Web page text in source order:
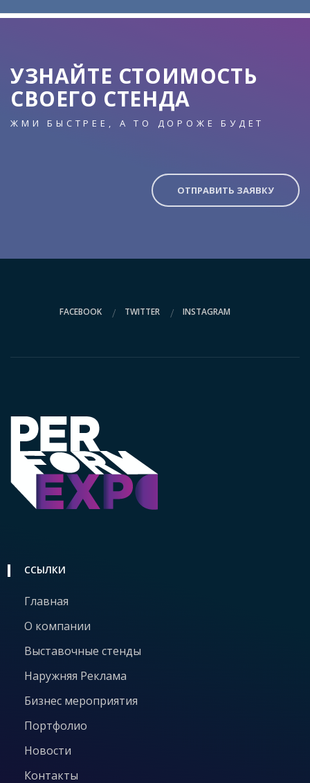
УЗНАЙТЕ СТОИМОСТЬ
СВОЕГО СТЕНДА
ЖМИ БЫСТРЕЕ, А ТО ДОРОЖЕ БУДЕТ
ОТПРАВИТЬ ЗАЯВКУ
FACEBOOK TWITTER INSTAGRAM
ССЫЛКИ
Главная
О компании
Выставочные стенды
Наружняя Реклама
Бизнес мероприятия
Портфолио
Новости
Контакты